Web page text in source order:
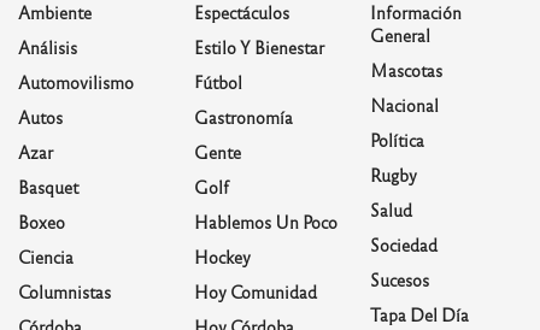
Ambiente
Análisis
Automovilismo
Autos
Azar
Basquet
Boxeo
Ciencia
Columnistas
Espectáculos
Estilo Y Bienestar
Fútbol
Gastronomía
Gente
Golf
Hablemos Un Poco
Hockey
Hoy Comunidad
Información
General
Mascotas
Nacional
Política
Rugby
Salud
Sociedad
Sucesos
Tapa Del Día